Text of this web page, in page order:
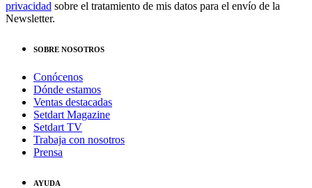
privacidad sobre el tratamiento de mis datos para el envío de la
Newsletter.
SOBRE NOSOTROS
Conócenos
Dónde estamos
Ventas destacadas
Setdart Magazine
Setdart TV
Trabaja con nosotros
Prensa
AYUDA